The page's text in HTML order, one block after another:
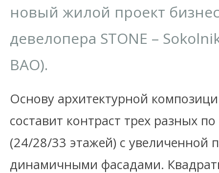
новый жилой проект
девелопера STONE –
ВАО).
Основу архитектурной
составит контраст трех разных
(24/28/33 этажей) с увеличенной
динамичными фасадами.